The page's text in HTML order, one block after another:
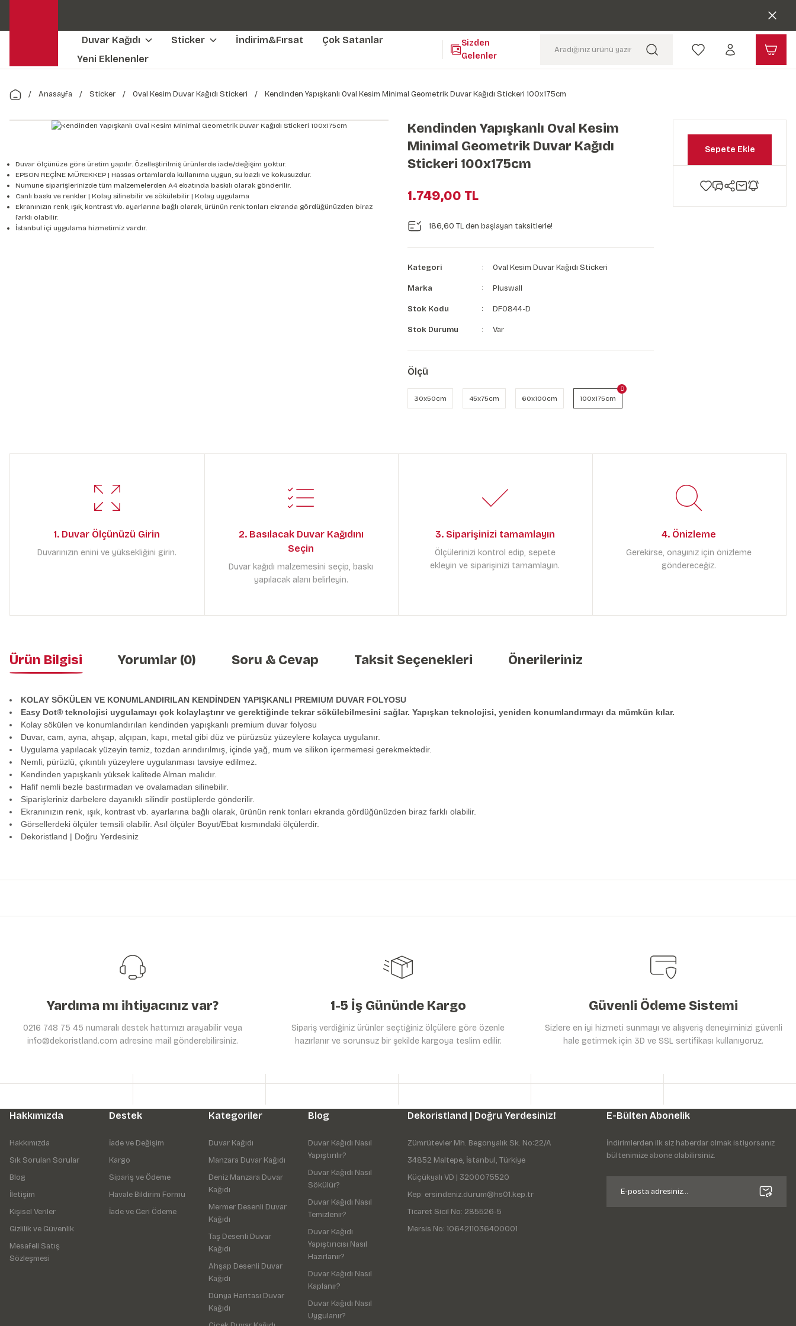
Kendinden Yapışkanlı Kolay Uygulanan Duvar Kağıtları😇
Duvar Kağıdı Sticker İndirim&Fırsat
Çok Satanlar
Yeni Eklenenler
Sizden
Gelenler
Anasayfa Sticker Oval Kesim Duvar Kağıdı Stickeri Kendinden Yapışkanlı Oval Kesim Minimal Geometrik Duvar Kağıdı Stickeri 100x175cm
Duvar ölçünüze göre üretim yapılır. Özelleştirilmiş ürünlerde iade/değişim yoktur.
EPSON REÇİNE MÜREKKEP | Hassas ortamlarda kullanıma uygun, su bazlı ve kokusuzdur.
Numune siparişlerinizde tüm malzemelerden A4 ebatında baskılı olarak gönderilir.
Canlı baskı ve renkler | Kolay silinebilir ve sökülebilir | Kolay uygulama
Ekranınızın renk, ışık, kontrast vb. ayarlarına bağlı olarak, ürünün renk tonları ekranda gördüğünüzden biraz
farklı olabilir.
İstanbul içi uygulama hizmetimiz vardır.
Kendinden Yapışkanlı Oval Kesim
Minimal Geometrik Duvar Kağıdı
Stickeri 100x175cm
1.749,00 TL
186,60 TL den başlayan taksitlerle!
Kategori Oval Kesim Duvar Kağıdı Stickeri
Marka Pluswall
Stok Kodu DF0844-D
Stok Durumu Var
Ölçü
30x50cm 45x75cm 60x100cm 100x175cm
Sepete Ekle
1. Duvar Ölçünüzü Girin
Duvarınızın enini ve yüksekliğini girin.
2. Basılacak Duvar Kağıdını
Seçin
Duvar kağıdı malzemesini seçip, baskı
yapılacak alanı belirleyin.
3. Siparişinizi tamamlayın
Ölçülerinizi kontrol edip, sepete
ekleyin ve siparişinizi tamamlayın.
4. Önizleme
Gerekirse, onayınız için önizleme
göndereceğiz.
Ürün Bilgisi Yorumlar (0) Soru & Cevap Taksit Seçenekleri Önerileriniz
KOLAY SÖKÜLEN VE KONUMLANDIRILAN KENDİNDEN YAPIŞKANLI PREMIUM DUVAR FOLYOSU
Easy Dot® teknolojisi uygulamayı çok kolaylaştırır ve gerektiğinde tekrar sökülebilmesini sağlar. Yapışkan teknolojisi, yeniden konumlandırmayı da mümkün kılar.
Kolay sökülen ve konumlandırılan kendinden yapışkanlı premium duvar folyosu
Duvar, cam, ayna, ahşap, alçıpan, kapı, metal gibi düz ve pürüzsüz yüzeylere kolayca uygulanır.
Uygulama yapılacak yüzeyin temiz, tozdan arındırılmış, içinde yağ, mum ve silikon içermemesi gerekmektedir.
Nemli, pürüzlü, çıkıntılı yüzeylere uygulanması tavsiye edilmez.
Kendinden yapışkanlı yüksek kalitede Alman malıdır.
Hafif nemli bezle bastırmadan ve ovalamadan silinebilir.
Siparişleriniz darbelere dayanıklı silindir postüplerde gönderilir.
Ekranınızın renk, ışık, kontrast vb. ayarlarına bağlı olarak, ürünün renk tonları ekranda gördüğünüzden biraz farklı olabilir.
Görsellerdeki ölçüler temsili olabilir. Asıl ölçüler Boyut/Ebat kısmındaki ölçülerdir.
Dekoristland | Doğru Yerdesiniz
Bu ürüne benzer farklı alternatifler olmalı.
Gönder
Yardıma mı ihtiyacınız var?
0216 748 75 45 numaralı destek hattımızı arayabilir veya
info@dekoristland.com adresine mail gönderebilirsiniz.
1-5 İş Gününde Kargo
Sipariş verdiğiniz ürünler seçtiğiniz ölçülere göre özenle
hazırlanır ve sorunsuz bir şekilde kargoya teslim edilir.
Güvenli Ödeme Sistemi
Sizlere en iyi hizmeti sunmayı ve alışveriş deneyiminizi güvenli
hale getirmek için 3D ve SSL sertifikası kullanıyoruz.
Hakkımızda
Hakkımızda
Sık Sorulan Sorular
Blog
İletişim
Kişisel Veriler
Gizlilik ve Güvenlik
Mesafeli Satış
Sözleşmesi
Destek
İade ve Değişim
Kargo
Sipariş ve Ödeme
Havale Bildirim Formu
İade ve Geri Ödeme
Kategoriler
Duvar Kağıdı
Manzara Duvar Kağıdı
Deniz Manzara Duvar
Kağıdı
Mermer Desenli Duvar
Kağıdı
Taş Desenli Duvar
Kağıdı
Ahşap Desenli Duvar
Kağıdı
Dünya Haritası Duvar
Kağıdı
Blog
Duvar Kağıdı Nasıl
Yapıştırılır?
Duvar Kağıdı Nasıl
Sökülür?
Duvar Kağıdı Nasıl
Temizlenir?
Duvar Kağıdı
Yapıştırıcısı Nasıl
Hazırlanır?
Duvar Kağıdı Nasıl
Kaplanır?
Duvar Kağıdı Nasıl
Uygulanır?
Dekoristland | Doğru Yerdesiniz!
Zümrütevler Mh. Begonyalık Sk. No:22/A
34852 Maltepe, İstanbul, Türkiye
Küçükyalı VD | 3200075520
Kep: ersindeniz.durum@hs01.kep.tr
Ticaret Sicil No: 285526-5
Mersis No: 1064211036400001
E-Bülten Abonelik
İndirimlerden ilk siz haberdar olmak istiyorsanız
bültenimize abone olabilirsiniz.